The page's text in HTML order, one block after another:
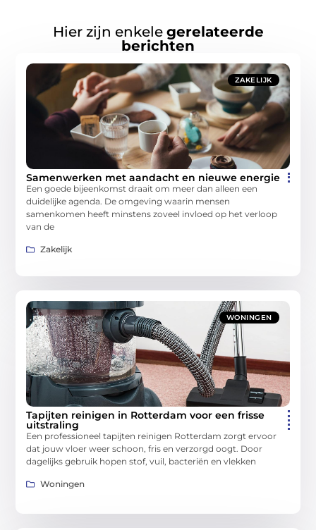
Hier zijn enkele gerelateerde
berichten
ZAKELIJK
Samenwerken met aandacht en nieuwe energie
Een goede bijeenkomst draait om meer dan alleen een
duidelijke agenda. De omgeving waarin mensen
samenkomen heeft minstens zoveel invloed op het verloop
van de
Zakelijk
WONINGEN
Tapijten reinigen in Rotterdam voor een frisse
uitstraling
Een professioneel tapijten reinigen Rotterdam zorgt ervoor
dat jouw vloer weer schoon, fris en verzorgd oogt. Door
dagelijks gebruik hopen stof, vuil, bacteriën en vlekken
Woningen